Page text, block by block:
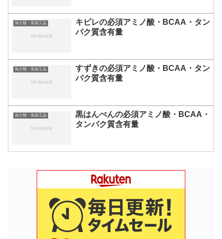
魚介類・魚加工品
キビレの必須アミノ酸・BCAA・タン
パク質含有量
魚介類・魚加工品
すずきの必須アミノ酸・BCAA・タン
パク質含有量
魚介類・魚加工品
黒はんぺんの必須アミノ酸・BCAA・
タンパク質含有量